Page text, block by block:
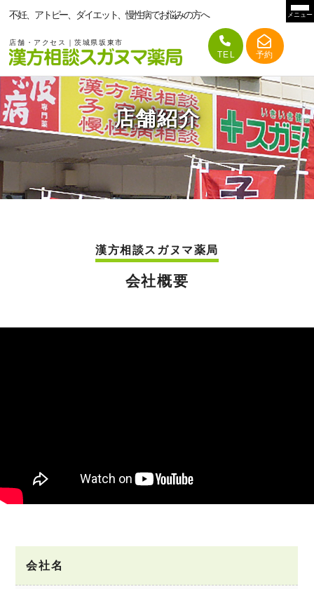
不妊、アトピー、ダイエット、慢性病でお悩みの方へ
店舗・アクセス｜茨城県坂東市
メニュー
店舗紹介
漢方相談スガヌマ薬局
会社概要
会社名